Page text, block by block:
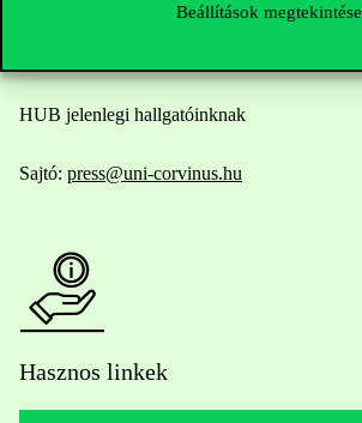
Beállítások megtekintése
HUB jelenlegi hallgatóinknak
Sajtó: press@uni-corvinus.hu
Hasznos linkek